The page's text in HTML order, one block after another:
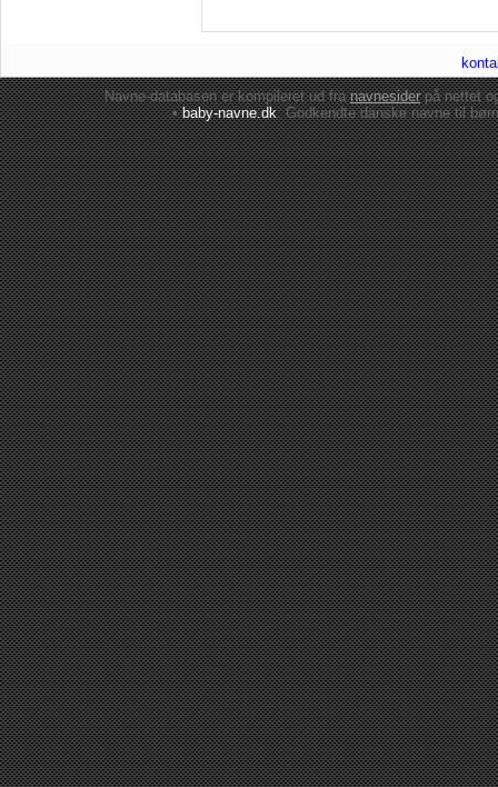
Navne-databasen er kompileret ud franavnesiderpå nettet
•baby-navne.dk: Godkendte danskenavne til børn